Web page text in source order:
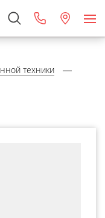
техники